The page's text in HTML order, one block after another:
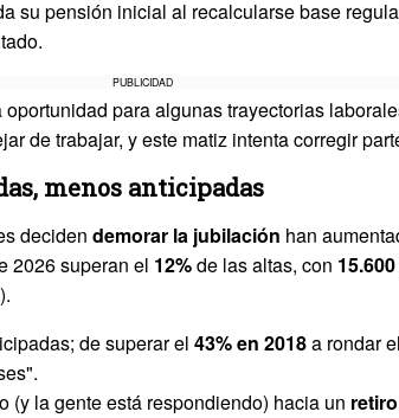
su pensión inicial al recalcularse base
PUBLICIDAD
para algunas trayectorias
de trabajar, y este matiz intenta corregir
menos anticipadas
deciden demorar la jubilación han
2026 superan el 12%de las altas, con 15.600
de superar el 43% en 2018a rondar el
(y la gente está respondiendo) hacia un